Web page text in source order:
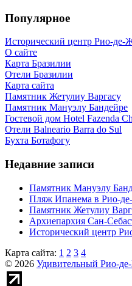
Популярное
Исторический центр Рио-де-
О сайте
Карта Бразилии
Отели Бразилии
Карта сайта
Памятник Жетулиу Варгасу
Памятник Мануэлу Бандейре
Гостевой дом Hotel Fazenda
Отели Balneario Barra do Sul
Бухта Ботафогу
Недавние записи
Памятник Мануэлу
Пляж Ипанема в Рио-
Памятник Жетулиу
Архиепархия Сан-
Исторический центр
Карта сайта: 1 2 3 4
© 2026 Удивительный Рио-